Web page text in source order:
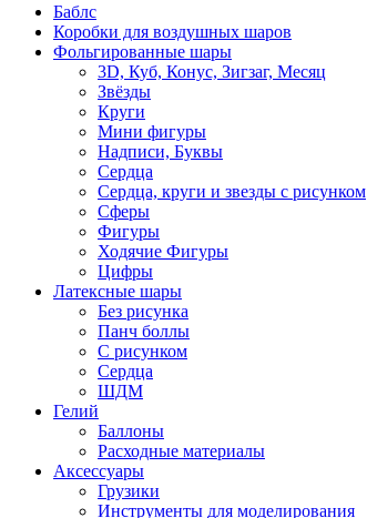
Баблс
Коробки для воздушных шаров
Фольгированные шары
3D, Куб, Конус, Зигзаг, Месяц
Звёзды
Круги
Мини фигуры
Надписи, Буквы
Сердца
Сердца, круги и звезды с рисунком
Сферы
Фигуры
Ходячие Фигуры
Цифры
Латексные шары
Без рисунка
Панч боллы
С рисунком
Сердца
ШДМ
Гелий
Баллоны
Расходные материалы
Аксессуары
Грузики
Инструменты для моделирования